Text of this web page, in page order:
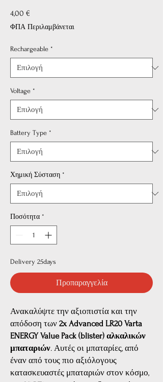
4,00 €
ΦΠΑ Περιλαμβάνεται
Rechargeable *
Voltage *
Battery Type *
Χημική Σύσταση *
Ποσότητα *
Delivery 25days
Προπαραγγελία
Ανακαλύψτε την αξιοπιστία και την
απόδοση των 2x Advanced LR20 Varta
ENERGY Value Pack (blister) αλκαλικών
μπαταριών. Αυτές οι μπαταρίες, από
έναν από τους πιο αξιόλογους
κατασκευαστές μπαταριών στον κόσμο,